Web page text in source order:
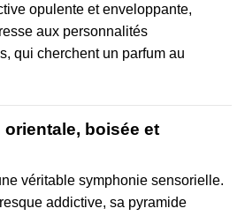
opulente et enveloppante,
aux personnalités
qui cherchent un parfum au
boisée et
véritable symphonie sensorielle.
addictive, sa pyramide